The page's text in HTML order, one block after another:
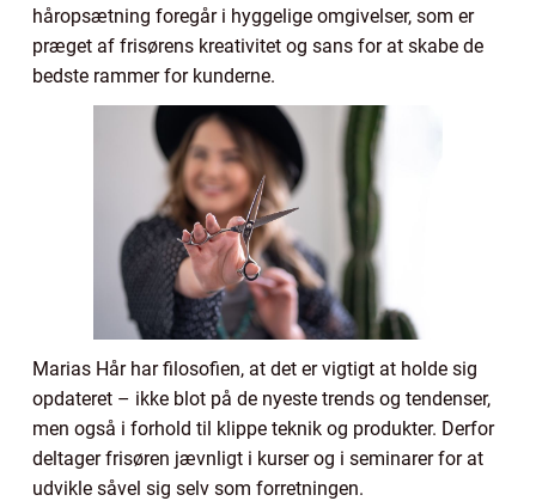
håropsætning foregår i hyggelige omgivelser, som er
præget af frisørens kreativitet og sans for at skabe de
bedste rammer for kunderne.
Marias Hår har filosofien, at det er vigtigt at holde sig
opdateret – ikke blot på de nyeste trends og tendenser,
men også i forhold til klippe teknik og produkter. Derfor
deltager frisøren jævnligt i kurser og i seminarer for at
udvikle såvel sig selv som forretningen.